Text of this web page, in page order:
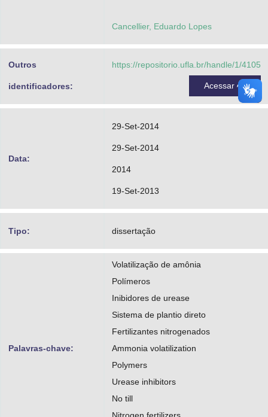
Cancellier, Eduardo Lopes
Outros
identificadores:
https://repositorio.ufla.br/handle/1/4105
Acessar
Data:
29-Set-2014
29-Set-2014
2014
19-Set-2013
Tipo: dissertação
Palavras-chave:
Volatilização de amônia
Polímeros
Inibidores de urease
Sistema de plantio direto
Fertilizantes nitrogenados
Ammonia volatilization
Polymers
Urease inhibitors
No till